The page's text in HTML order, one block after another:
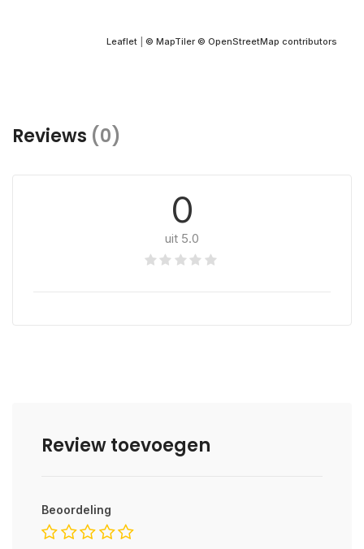
Leaflet © MapTiler © OpenStreetMap contributors
Reviews (0)
0
uit 5.0
Review toevoegen
Beoordeling